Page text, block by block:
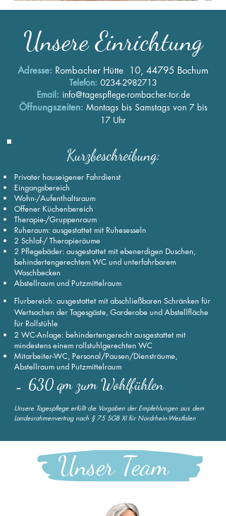
Unsere Einrichtung
Adresse: Rombacher Hütte 10, 44795 Bochum
Telefon: 0234-2982713
Email: info@tagespflege-rombacher-tor.de
Öffnungszeiten: Montags bis Samstags von 7 bis
17 Uhr
Kurzbeschreibung:
Privater hauseigener Fahrdienst
Eingangsbereich
Wohn-/Aufenthaltsraum
Offener Küchenbereich
Therapie-/Gruppenraum
Ruheraum: ausgestattet mit Ruhesesseln
2 Schlaf-/ Therapieräume
2 Pflegebäder: ausgestattet mit ebenerdigen Duschen,
behindertengerechtem WC und unterfahrbarem
Waschbecken
Abstellraum und Putzmittelraum
Flurbereich: ausgestattet mit abschließbaren Schränken für
Wertsachen der Tagesgäste, Garderobe und Abstellfläche
für Rollstühle
2 WC-Anlage: behindertengerecht ausgestattet mit
mindestens einem rollstuhlgerechten WC
Mitarbeiter-WC, Personal/Pausen/Diensträume,
Abstellraum und Putzmittelraum
=
Unsere Tagespflege erfüllt die Vorgaben der Empfehlungen aus dem
Landesrahmenvertrag nach § 75 SGB XI für Nordrhein-Westfalen
630 qm zum Wohlfühlen
Unser Team